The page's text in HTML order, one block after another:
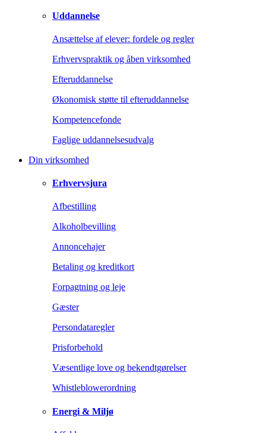
Uddannelse
Ansættelse af elever: fordele og regler
Erhvervspraktik og åben virksomhed
Efteruddannelse
Økonomisk støtte til efteruddannelse
Kompetencefonde
Faglige uddannelsesudvalg
Din virksomhed
Erhvervsjura
Afbestilling
Alkoholbevilling
Annoncehajer
Betaling og kreditkort
Forpagtning og leje
Gæster
Persondataregler
Prisforbehold
Væsentlige love og bekendtgørelser
Whistleblowerordning
Energi & Miljø